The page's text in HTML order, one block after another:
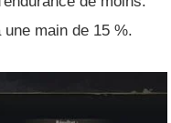
main de 15 %.